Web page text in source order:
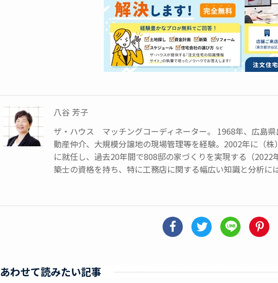
八谷 芳子
ザ・ハウス マッチングコーディネーター。 1968年、広島
動産仲介、大規模分譲地の現場管理等を経験。2002年に（
に就任し、過去20年間で808邸の家づくりを実現する（
築士の資格を持ち、特に工務店に関する幅広い知識と分析に
あわせて読みたい記事